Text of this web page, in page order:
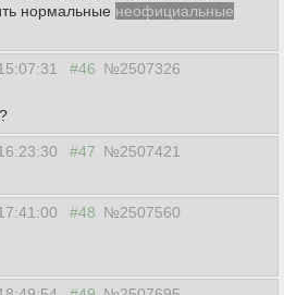
нормальные неофициальные
#46 №2507326
#47 №2507421
#48 №2507560